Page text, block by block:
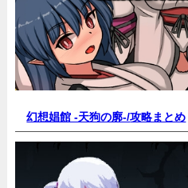
幻想娼館 -天狗の廓-/攻略まとめ